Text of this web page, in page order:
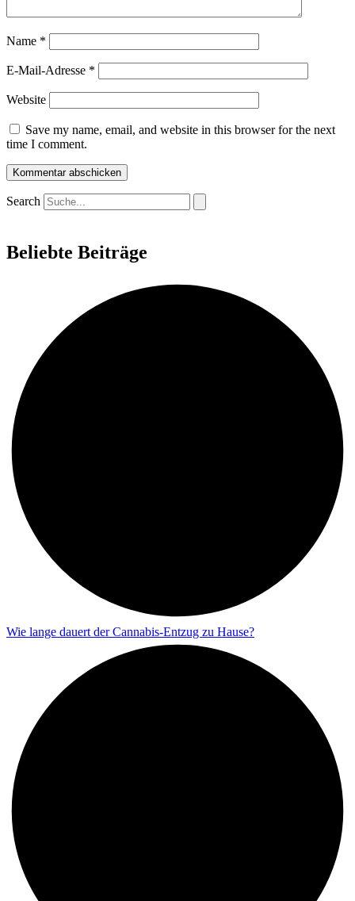
Name *
E-Mail-Adresse *
Website
Save my name, email, and website in this browser for the next
time I comment.
Search
Beliebte Beiträge
Wie lange dauert der Cannabis-Entzug zu Hause?